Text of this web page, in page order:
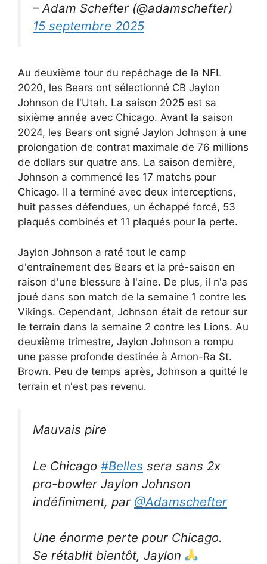
– Adam Schefter (@adamschefter)
15 septembre 2025
Au deuxième tour du repêchage de la NFL
2020, les Bears ont sélectionné CB Jaylon
Johnson de l'Utah. La saison 2025 est sa
sixième année avec Chicago. Avant la saison
2024, les Bears ont signé Jaylon Johnson à une
prolongation de contrat maximale de 76 millions
de dollars sur quatre ans. La saison dernière,
Johnson a commencé les 17 matchs pour
Chicago. Il a terminé avec deux interceptions,
huit passes défendues, un échappé forcé, 53
plaqués combinés et 11 plaqués pour la perte.
Jaylon Johnson a raté tout le camp
d'entraînement des Bears et la pré-saison en
raison d'une blessure à l'aine. De plus, il n'a pas
joué dans son match de la semaine 1 contre les
Vikings. Cependant, Johnson était de retour sur
le terrain dans la semaine 2 contre les Lions. Au
deuxième trimestre, Jaylon Johnson a rompu
une passe profonde destinée à Amon-Ra St.
Brown. Peu de temps après, Johnson a quitté le
terrain et n'est pas revenu.
Mauvais pire
Le Chicago #Belles sera sans 2x
pro-bowler Jaylon Johnson
indéfiniment, par @Adamschefter
Une énorme perte pour Chicago.
Se rétablit bientôt, Jaylon